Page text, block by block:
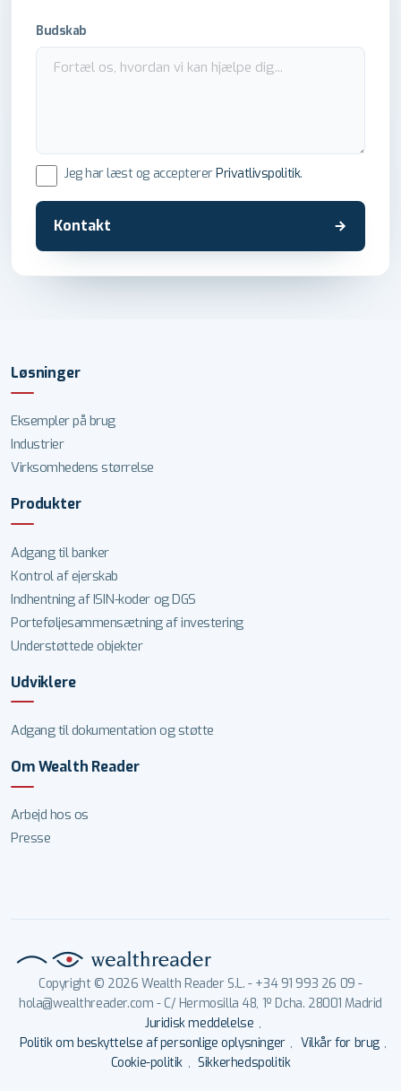
Budskab
Jeg har læst og acceptererPrivatlivspolitik.
Kontakt
Løsninger
Eksempler på brug
Industrier
Virksomhedens størrelse
Produkter
Adgang til banker
Kontrol af ejerskab
Indhentning af ISIN-koder og DGS
Porteføljesammensætning af investering
Understøttede objekter
Udviklere
Adgang til dokumentation og støtte
Om Wealth Reader
Arbejd hos os
Presse
Copyright © 2026 Wealth Reader S.L. - +34 91 993 26 09 -
hola@wealthreader.com - C/ Hermosilla 48, 1º Dcha. 28001 Madrid
Juridisk meddelelse ,
Politik om beskyttelse af personlige oplysninger , Vilkår for brug ,
Cookie-politik , Sikkerhedspolitik